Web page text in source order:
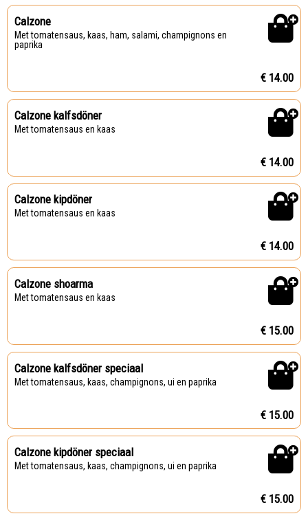
Calzone
Met tomatensaus, kaas, ham, salami, champignons en
paprika
€ 14.00
Calzone kalfsdöner
Met tomatensaus en kaas
€ 14.00
Calzone kipdöner
Met tomatensaus en kaas
€ 14.00
Calzone shoarma
Met tomatensaus en kaas
€ 15.00
Calzone kalfsdöner speciaal
Met tomatensaus, kaas, champignons, ui en paprika
€ 15.00
Calzone kipdöner speciaal
Met tomatensaus, kaas, champignons, ui en paprika
€ 15.00